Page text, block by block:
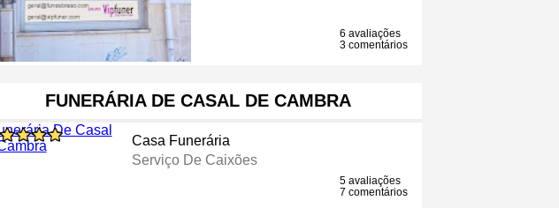
6 avaliações
3 comentários
FUNERÁRIA DE CASAL DE CAMBRA
Casa Funerária
Serviço De Caixões
5 avaliações
7 comentários